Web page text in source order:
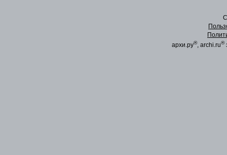
архи.ру®, archi.ru®